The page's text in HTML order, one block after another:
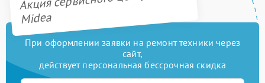
Midea
При оформлении заявки на ремонт техники через
сайт,
действует персональная бессрочная скидка